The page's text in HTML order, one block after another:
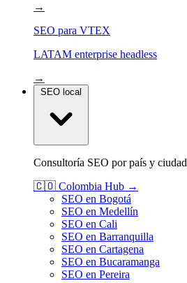
→
SEO para VTEX
LATAM enterprise headless
→
Consultoría SEO por país y ciudad
🇨🇴 Colombia Hub →
SEO en Bogotá
SEO en Medellín
SEO en Cali
SEO en Barranquilla
SEO en Cartagena
SEO en Bucaramanga
SEO en Pereira